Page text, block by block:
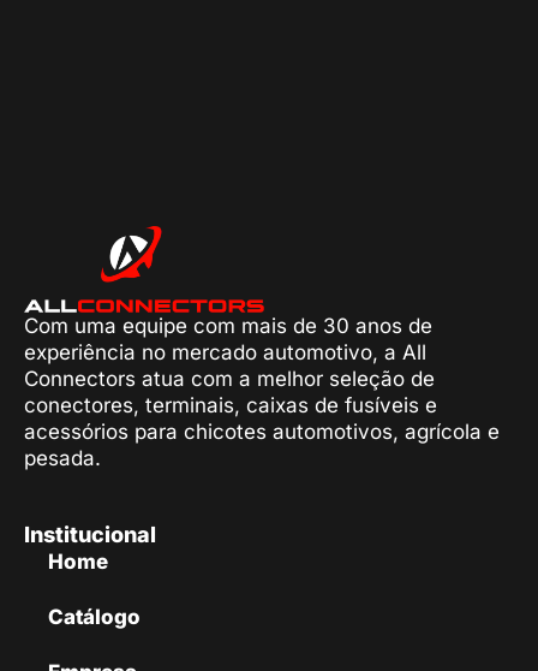
Com uma equipe com mais de 30 anos de
experiência no mercado automotivo, a All
Connectors atua com a melhor seleção de
conectores, terminais, caixas de fusíveis e
acessórios para chicotes automotivos, agrícola e
pesada.
Institucional
Home
Catálogo